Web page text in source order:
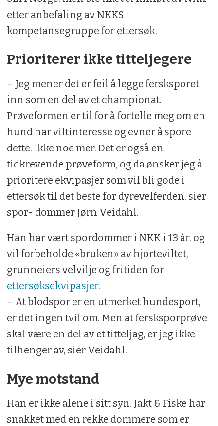
etter anbefaling av NKKS
kompetansegruppe for ettersøk.
Prioriterer ikke titteljegere
– Jeg mener det er feil å legge fersksporet
inn som en del av et championat.
Prøveformen er til for å fortelle meg om en
hund har viltinteresse og evner å spore
dette. Ikke noe mer. Det er også en
tidkrevende prøveform, og da ønsker jeg å
prioritere ekvipasjer som vil bli gode i
ettersøk til det beste for dyrevelferden, sier
spor- dommer Jørn Veidahl.
Han har vært spordommer i NKK i 13 år, og
vil forbeholde «bruken» av hjorteviltet,
grunneiers velvilje og fritiden for
ettersøksekvipasjer.
– At blodspor er en utmerket hundesport,
er det ingen tvil om. Men at fersksporprøve
skal være en del av et titteljag, er jeg ikke
tilhenger av, sier Veidahl.
Mye motstand
Han er ikke alene i sitt syn. Jakt & Fiske har
snakket med en rekke dommere som er